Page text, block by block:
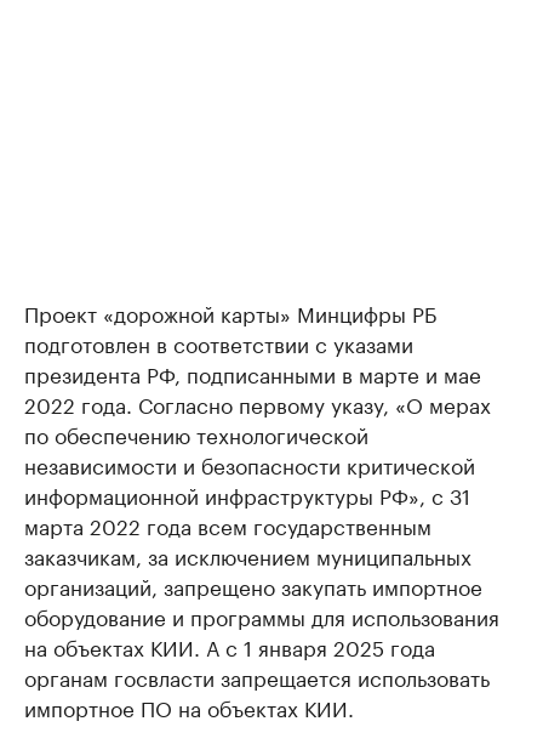
Проект «дорожной карты» Минцифры РБ
подготовлен в соответствии с указами
президента РФ, подписанными в марте и мае
2022 года. Согласно первому указу, «О мерах
по обеспечению технологической
независимости и безопасности критической
информационной инфраструктуры РФ», с 31
марта 2022 года всем государственным
заказчикам, за исключением муниципальных
организаций, запрещено закупать импортное
оборудование и программы для использования
на объектах КИИ. А с 1 января 2025 года
органам госвласти запрещается использовать
импортное ПО на объектах КИИ.